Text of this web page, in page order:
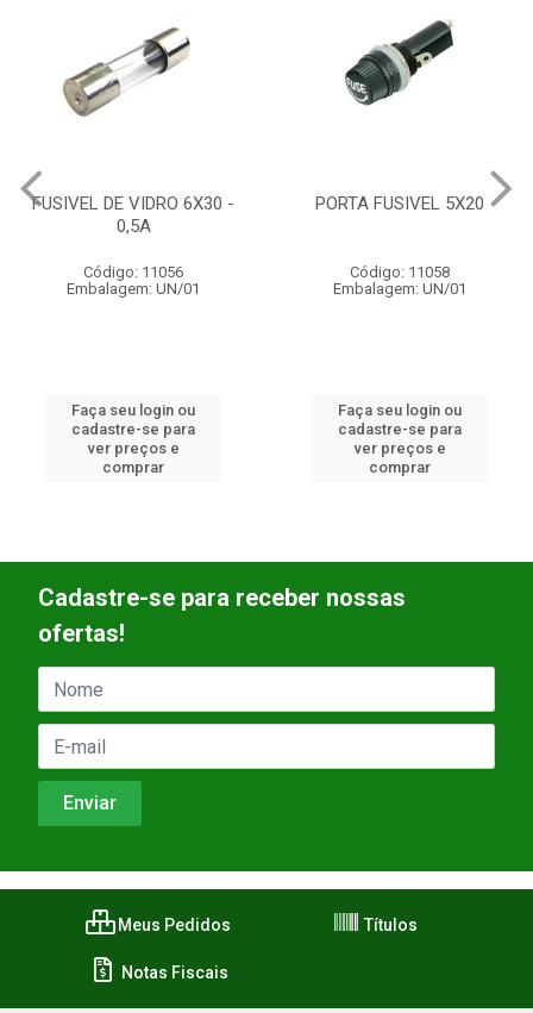
FUSIVEL DE VIDRO 6X30 -
0,5A
Código: 11056
Embalagem: UN/01
Faça seu login ou
cadastre-se para
ver preços e
comprar
PORTA FUSIVEL 5X20
Código: 11058
Embalagem: UN/01
Faça seu login ou
cadastre-se para
ver preços e
comprar
Cadastre-se para receber nossas
ofertas!
Meus Pedidos Títulos
Notas Fiscais